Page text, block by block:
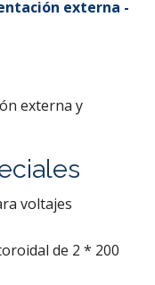
externa -
externa y
voltajes
de 2 * 200